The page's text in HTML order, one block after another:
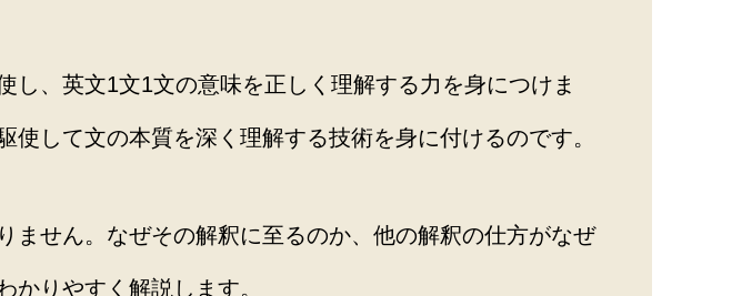
、英文1文1文の意味を正しく理解する力を身につけま
して文の本質を深く理解する技術を身に付けるのです。
ません。なぜその解釈に至るのか、他の解釈の仕方がなぜ
りやすく解説します。